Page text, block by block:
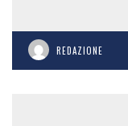
REDAZIONE